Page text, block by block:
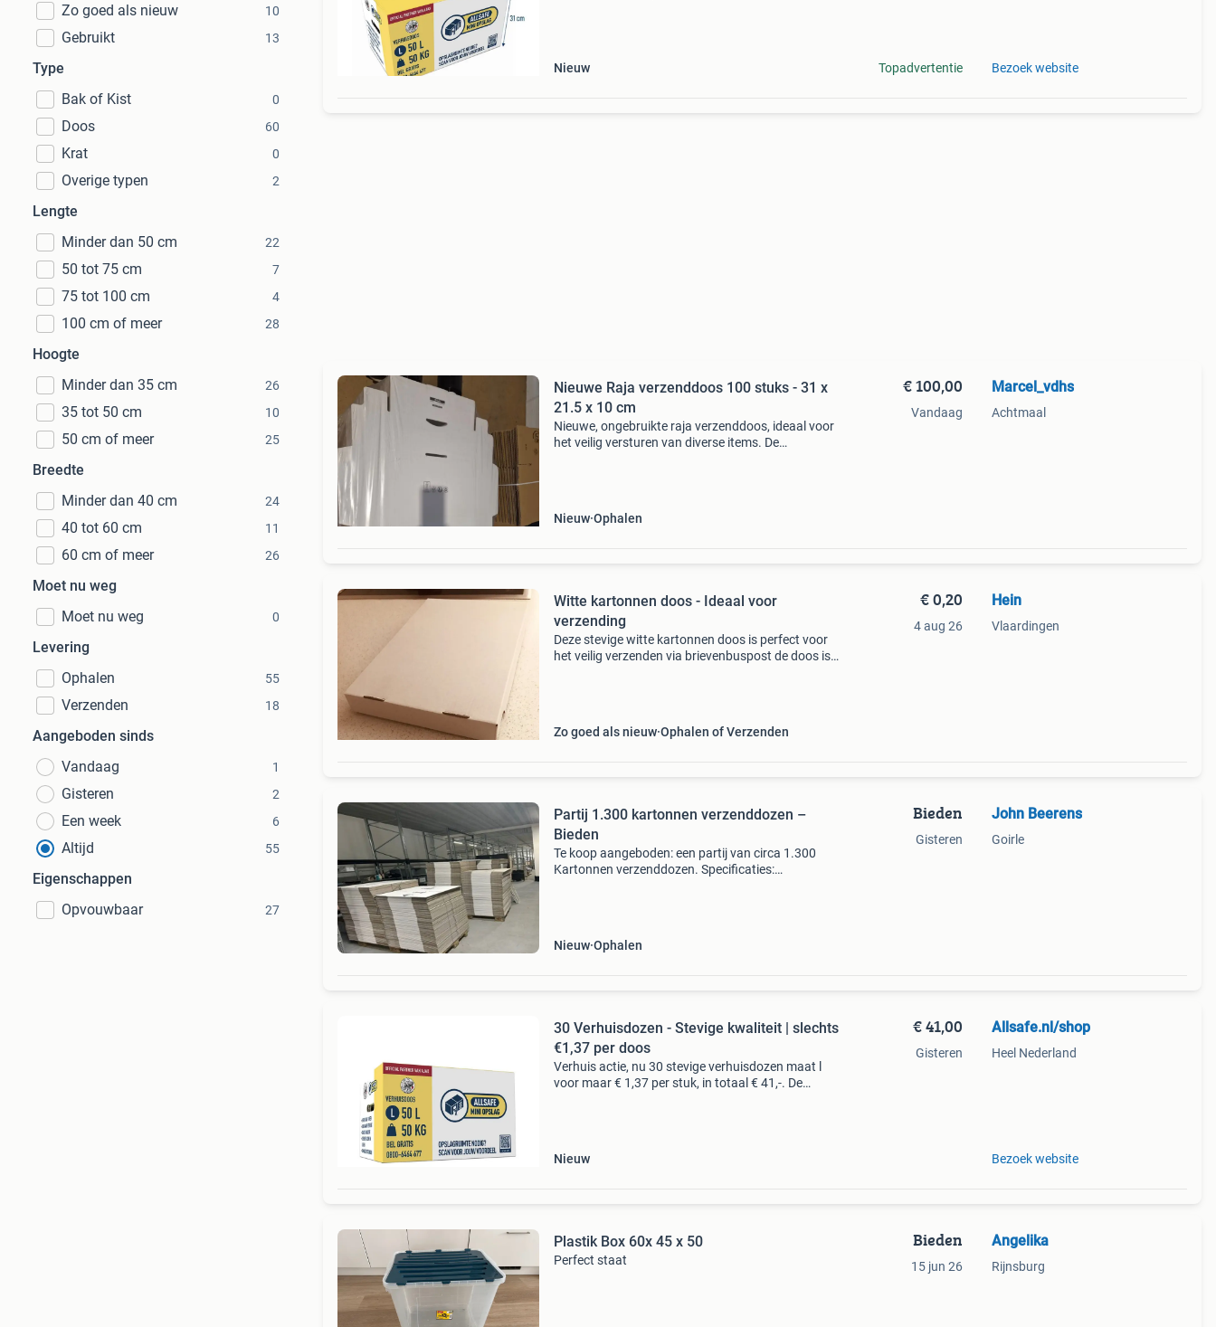
Zo goed als nieuw 10
Gebruikt 13
Type
Bak of Kist
0
Doos 60
Krat 0
Overige typen 2
Lengte
Minder dan 50 cm
22
50 tot 75 cm 7
75 tot 100 cm 4
100 cm of meer 28
Hoogte
Minder dan 35 cm
26
35 tot 50 cm 10
50 cm of meer 25
Breedte
Minder dan 40 cm
24
40 tot 60 cm 11
60 cm of meer 26
Moet nu weg
Moet nu weg
0
Levering
Ophalen
55
Verzenden 18
Aangeboden sinds
Vandaag
1
Gisteren 2
Een week 6
Altijd 55
Eigenschappen
Opvouwbaar
27
Nieuw Topadvertentie Bezoek website
Nieuwe Raja verzenddoos 100 stuks - 31 x
21.5 x 10 cm
Nieuwe, ongebruikte raja verzenddoos, ideaal voor
het veilig versturen van diverse items. De
Nieuw Ophalen
€ 100,00
Vandaag
Marcel_vdhs
Achtmaal
Witte kartonnen doos - Ideaal voor
verzending
Deze stevige witte kartonnen doos is perfect voor
het veilig verzenden via brievenbuspost de doos is
Zo goed als nieuw Ophalen of Verzenden
€ 0,20
4 aug 26
Hein
Vlaardingen
Partij 1.300 kartonnen verzenddozen –
Bieden
Te koop aangeboden: een partij van circa 1.300
Kartonnen verzenddozen. Specificaties:
Nieuw Ophalen
Bieden
Gisteren
John Beerens
Goirle
30 Verhuisdozen - Stevige kwaliteit | slechts
€1,37 per doos
Verhuis actie, nu 30 stevige verhuisdozen maat l
voor maar € 1,37 per stuk, in totaal € 41,-. De
Nieuw
€ 41,00
Gisteren
Allsafe.nl/shop
Heel Nederland
Bezoek website
Plastik Box 60x 45 x 50
Perfect staat
Bieden
15 jun 26
Angelika
Rijnsburg